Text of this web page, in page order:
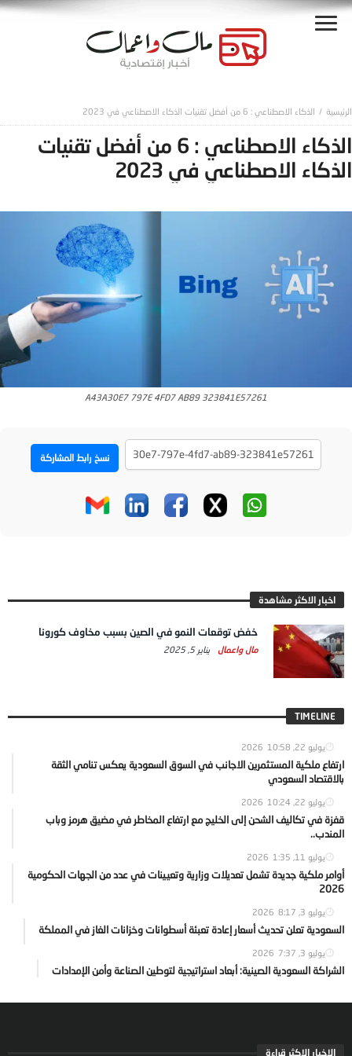
الذكاء الاصطناعي : 6 من أفضل تقنيات الذكاء الاصطناعي في 2023
الذكاء الاصطناعي : 6 من أفضل تقنيات
الذكاء الاصطناعي في 2023
A43A30E7 797E 4FD7 AB89 323841E57261
نسخ رابط المشاركة
اخبار الاكثر مشاهدة
خفض توقعات النمو في الصين بسبب مخاوف كورونا
مال واعمال يناير 5, 2025
TIMELINE
يوليو 22, 2026 10:58
ارتفاع ملكية المستثمرين الاجانب في السوق السعودية يعكس تنامي الثقة
بالاقتصاد السعودي
يوليو 22, 2026 10:24
قفزة في تكاليف الشحن إلى الخليج مع ارتفاع المخاطر في مضيق هرمز وباب
المندب..
يوليو 11, 2026 1:35
أوامر ملكية جديدة تشمل تعديلات وزارية وتعيينات في عدد من الجهات الحكومية
2026
يوليو 3, 2026 8:17
السعودية تعلن تحديث أسعار إعادة تعبئة أسطوانات وخزانات الغاز في المملكة
يوليو 3, 2026 7:37
الشراكة السعودية الصينية: أبعاد استراتيجية لتوطين الصناعة وأمن الإمدادات
الاخبار الاكثر قراءة